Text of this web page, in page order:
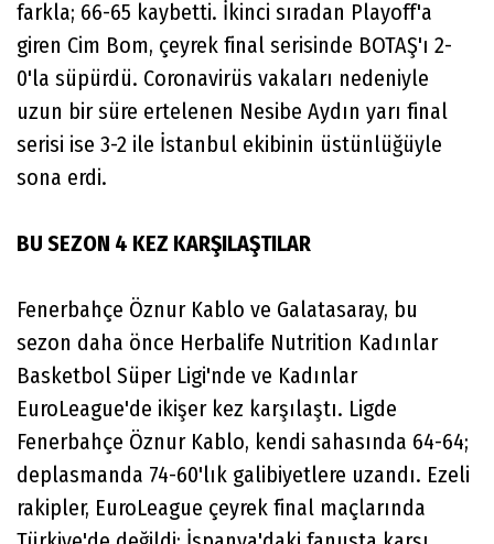
farkla; 66-65 kaybetti. İkinci sıradan Playoff'a
giren Cim Bom, çeyrek final serisinde BOTAŞ'ı 2-
0'la süpürdü. Coronavirüs vakaları nedeniyle
uzun bir süre ertelenen Nesibe Aydın yarı final
serisi ise 3-2 ile İstanbul ekibinin üstünlüğüyle
sona erdi.
BU SEZON 4 KEZ KARŞILAŞTILAR
Fenerbahçe Öznur Kablo ve Galatasaray, bu
sezon daha önce Herbalife Nutrition Kadınlar
Basketbol Süper Ligi'nde ve Kadınlar
EuroLeague'de ikişer kez karşılaştı. Ligde
Fenerbahçe Öznur Kablo, kendi sahasında 64-64;
deplasmanda 74-60'lık galibiyetlere uzandı. Ezeli
rakipler, EuroLeague çeyrek final maçlarında